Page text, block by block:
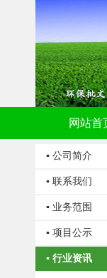
网站首
▪ 公司简介
▪ 联系我们
▪ 业务范围
▪ 项目公示
▪ 行业资讯